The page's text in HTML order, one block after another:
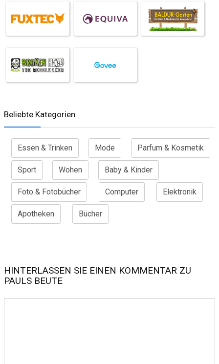
Beliebte Kategorien
Essen & Trinken Mode Parfum & Kosmetik
Sport Wohen Baby & Kinder
Foto & Fotobücher Computer Elektronik
Apotheken Bücher
HINTERLASSEN SIE EINEN KOMMENTAR ZU
PAULS BEUTE